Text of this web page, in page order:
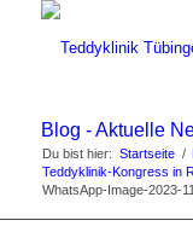
Blog - Aktuelle
Du bist hier: Startseite /
Teddyklinik-Kongress in
WhatsApp-Image-2023-